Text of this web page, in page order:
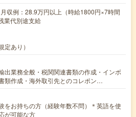
収例：28.9万円以上（時給1800円×7時間
業代別途支給
定あり）
出業務全般・税関関連書類の作成・インボ
類作成・海外取引先とのコレポン…
をお持ちの方（経験年数不問）＊英語を使
が可能な方